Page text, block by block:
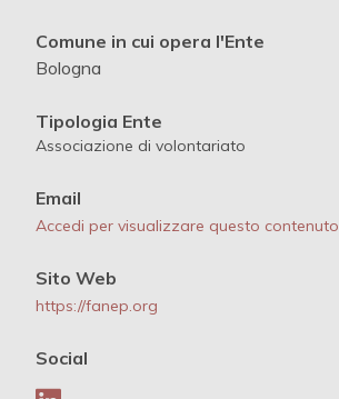
Comune in cui opera l'Ente
Bologna
Tipologia Ente
Associazione di volontariato
Email
Accedi per visualizzare questo contenuto
Sito Web
https://fanep.org
Social